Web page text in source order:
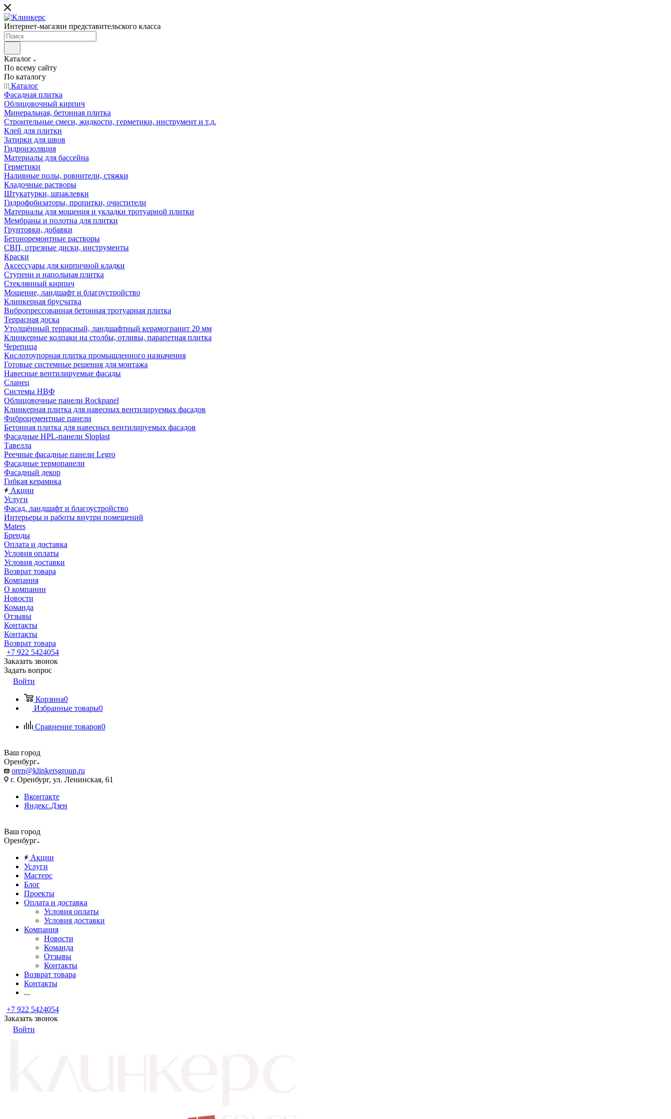
Интернет-магазин представительского класса
Каталог
По всему сайту
По каталогу
Каталог
Фасадная плитка
Облицовочный кирпич
Минеральная, бетонная плитка
Строительные смеси, жидкости, герметики, инструмент и т.д.
Клей для плитки
Затирки для швов
Гидроизоляция
Материалы для бассейна
Герметики
Наливные полы, ровнители, стяжки
Кладочные растворы
Штукатурки, шпаклевки
Гидрофобизаторы, пропитки, очистители
Материалы для мощения и укладки тротуарной плитки
Мембраны и полотна для плитки
Грунтовки, добавки
Бетоноремонтные растворы
СВП, отрезные диски, инструменты
Краски
Аксессуары для кирпичной кладки
Ступени и напольная плитка
Cтеклянный кирпич
Мощение, ландшафт и благоустройство
Клинкерная брусчатка
Вибропрессованная бетонная тротуарная плитка
Террасная доска
Утолщённый террасный, ландшафтный керамогранит 20 мм
Клинкерные колпаки на столбы, отливы, парапетная плитка
Черепица
Кислотоупорная плитка промышленного назначения
Готовые системные решения для монтажа
Навесные вентилируемые фасады
Сланец
Системы НВФ
Облицовочные панели Rockpanel
Клинкерная плитка для навесных вентилируемых фасадов
Фиброцементные панели
Бетонная плитка для навесных вентилируемых фасадов
Фасадные HPL-панели Sloplast
Тавелла
Реечные фасадные панели Legro
Фасадные термопанели
Фасадный декор
Гибкая керамика
Акции
Услуги
Фасад, ландшафт и благоустройство
Интерьеры и работы внутри помещений
Maters
Бренды
Оплата и доставка
Условия оплаты
Условия доставки
Возврат товара
Компания
О компании
Новости
Команда
Отзывы
Контакты
Контакты
Возврат товара
+7 922 5424054
Заказать звонок
Задать вопрос
Войти
Корзина0
Избранные товары0
Сравнение товаров0
Ваш город
Оренбург
oren@klinkersgroup.ru
г. Оренбург, ул. Ленинская, 61
Вконтакте
Яндекс.Дзен
Ваш город
Оренбург
Акции
Услуги
Мастерс
Блог
Проекты
Оплата и доставка
Условия оплаты
Условия доставки
Компания
Новости
Команда
Отзывы
Контакты
Возврат товара
Контакты
...
+7 922 5424054
Заказать звонок
Войти